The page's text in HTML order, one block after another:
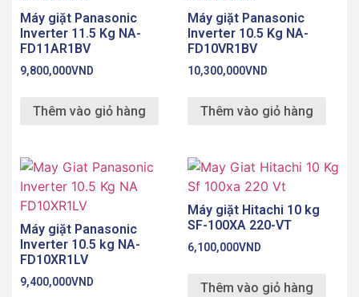
Máy giặt Panasonic
Inverter 11.5 Kg NA-
FD11AR1BV
9,800,000VND
Thêm vào giỏ hàng
Máy giặt Panasonic
Inverter 10.5 Kg NA-
FD10VR1BV
10,300,000VND
Thêm vào giỏ hàng
Máy giặt Panasonic
Inverter 10.5 kg NA-
FD10XR1LV
9,400,000VND
Máy giặt Hitachi 10 kg
SF-100XA 220-VT
6,100,000VND
Thêm vào giỏ hàng